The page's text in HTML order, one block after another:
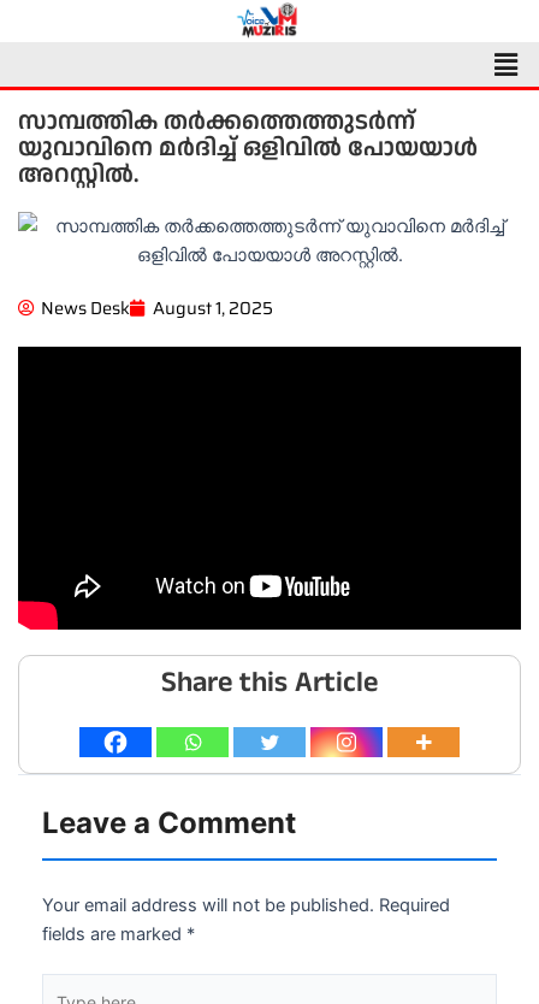
സാമ്പത്തിക തർക്കത്തെത്തുടർന്ന്
യുവാവിനെ മർദിച്ച് ഒളിവിൽ പോയയാൾ
അറസ്റ്റിൽ.
News Desk August 1, 2025
Share this Article
Leave a Comment
Your email address will not be published. Required
fields are marked *